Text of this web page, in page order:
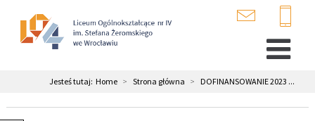
Jesteś tutaj: Home > Strona główna > DOFINANSOWANIE 2023 ...